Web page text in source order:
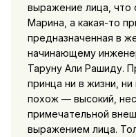
выражение лица, что
Марина, а какая-то
предназначенная в
начинающему
Таруну Али Рашиду.
принца ни в жизни,
похож — высокий,
примечательной
выражением лица.